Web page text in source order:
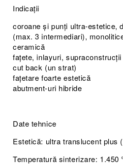
Indicații
coroane și punți ultra-estetice,
(max. 3 intermediari),
ceramică
fațete, inlayuri,
cut back (un strat)
fațetare foarte estetică
abutment-uri hibride
Date tehnice
Estetică: ultra translucent plus
Temperatură sinterizare: 1.450